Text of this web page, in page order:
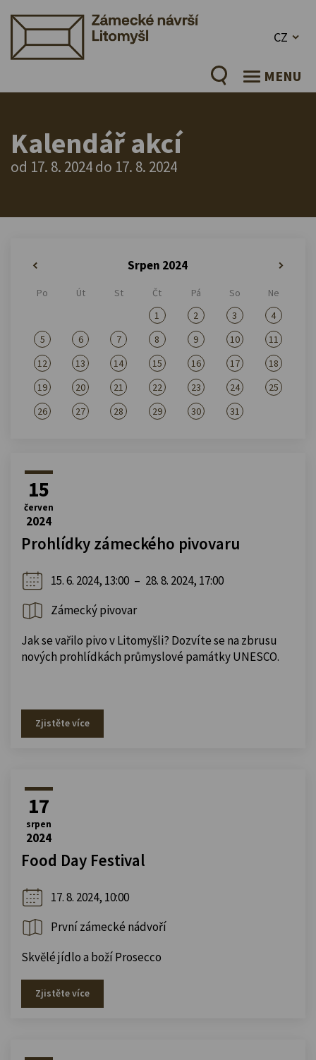
CZ
MENU
Kalendář akcí
od 17. 8. 2024 do 17. 8. 2024
Srpen 2024
Po Út St Čt Pá So
Ne
1
2 3
4
5
6 7 8 9 10
11
12
13 14 15 16 17
18
19
20 21 22 23 24
25
26
27 28 29 30 31
15
červen
2024
Prohlídky zámeckého pivovaru
15. 6. 2024, 13:00 – 28. 8. 2024, 17:00
Zámecký pivovar
Jak se vařilo pivo v Litomyšli? Dozvíte se na zbrusu
nových prohlídkách průmyslové památky UNESCO.
Zjistěte více
17
srpen
2024
Food Day Festival
17. 8. 2024, 10:00
První zámecké nádvoří
Skvělé jídlo a boží Prosecco
Zjistěte více